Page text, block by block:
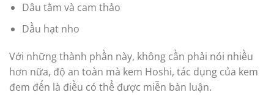
Dâu tằm và cam thảo
Dầu hạt nho
Với những thành phần này, không cần phải nói nhiều
hơn nữa, độ an toàn mà kem Hoshi, tác dụng của kem
đem đến là điều có thể được miễn bàn luận.